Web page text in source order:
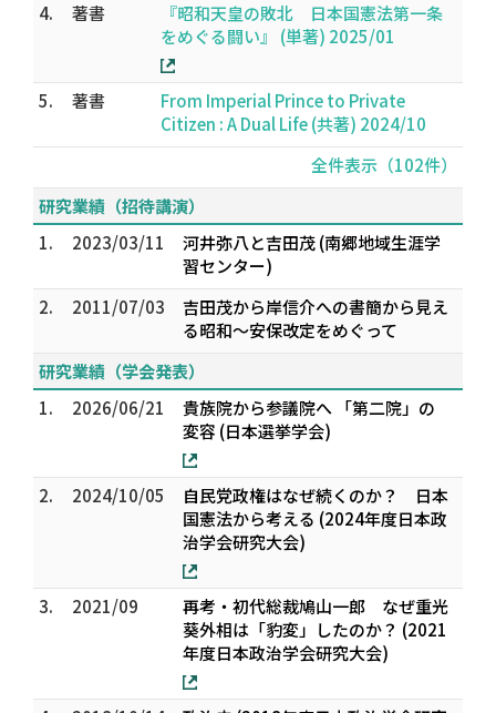
4. 著書
『昭和天皇の敗北 日本国憲法第一条
をめぐる闘い』 (単著) 2025/01
5. 著書
From Imperial Prince to Private
Citizen : A Dual Life (共著) 2024/10
全件表示（102件）
研究業績（招待講演）
1.
2023/03/11
河井弥八と吉田茂 (南郷地域生涯学
習センター)
2.
2011/07/03
吉田茂から岸信介への書簡から見え
る昭和～安保改定をめぐって
研究業績（学会発表）
1.
2026/06/21
貴族院から参議院へ 「第二院」の
変容 (日本選挙学会)
2. 2024/10/05
自民党政権はなぜ続くのか？ 日本
国憲法から考える (2024年度日本政
治学会研究大会)
3. 2021/09
再考・初代総裁鳩山一郎 なぜ重光
葵外相は「豹変」したのか？ (2021
年度日本政治学会研究大会)